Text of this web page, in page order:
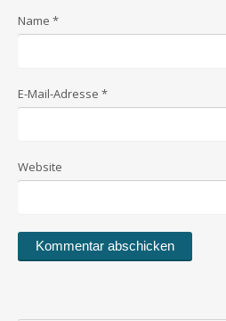
Name *
E-Mail-Adresse *
Website